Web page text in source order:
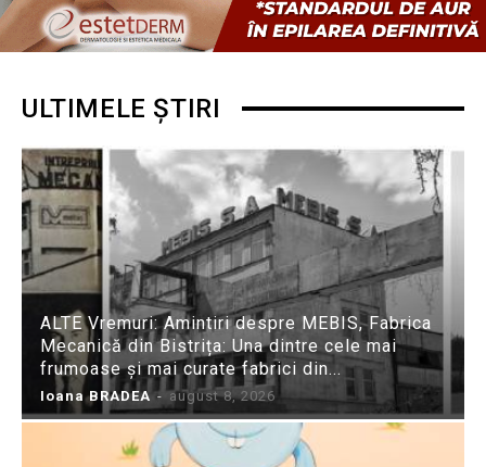
ULTIMELE ȘTIRI
ALTE Vremuri: Amintiri despre MEBIS, Fabrica
Mecanică din Bistrița: Una dintre cele mai
frumoase și mai curate fabrici din...
Ioana BRADEA - august 8, 2026